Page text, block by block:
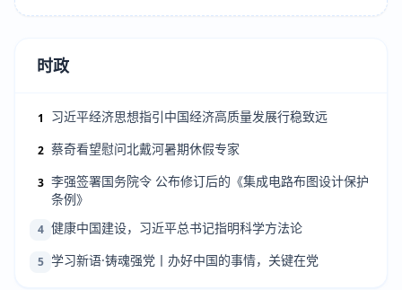
时政
1 习近平经济思想指引中国经济高质量发展行稳致远
2 蔡奇看望慰问北戴河暑期休假专家
3 李强签署国务院令 公布修订后的《集成电路布图设计保护
条例》
4 健康中国建设，习近平总书记指明科学方法论
5 学习新语·铸魂强党丨办好中国的事情，关键在党